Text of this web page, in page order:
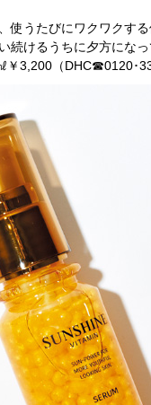
使うたびにワクワクす
続けるうちに夕方にな
3,200（DHC☎0120･